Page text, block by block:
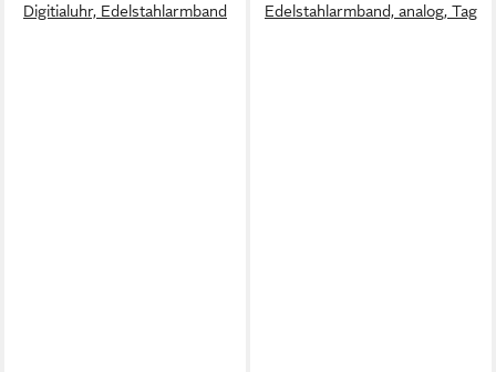
Digitialuhr, Edelstahlarmband
Edelstahlarmband, analog, Tag